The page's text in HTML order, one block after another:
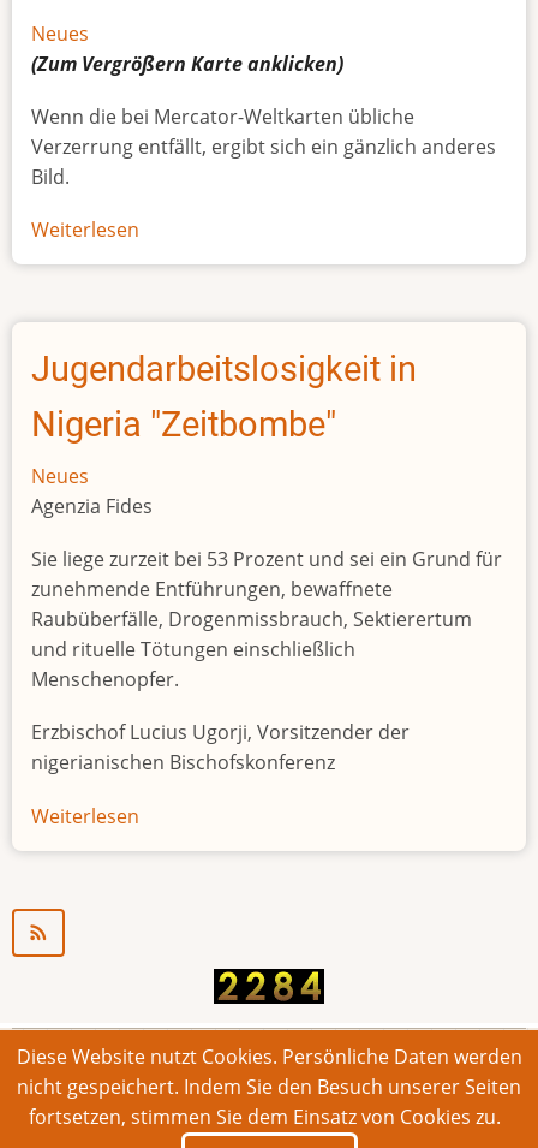
Neues
(Zum Vergrößern Karteanklicken)
Wenn die bei Mercator-Weltkarten übliche
Verzerrung entfällt, ergibt sich ein gänzlich anderes
Bild.
Weiterlesen
Afrikas
Größe
Jugendarbeitslosigkeit in
Nigeria "Zeitbombe"
Neues
Agenzia Fides
Sie liege zurzeit bei 53 Prozent und sei ein Grund für
zunehmende Entführungen, bewaffnete
Raubüberfälle, Drogenmissbrauch, Sektierertum
und rituelle Tötungen einschließlich
Menschenopfer.
Erzbischof Lucius Ugorji, Vorsitzender der
nigerianischen Bischofskonferenz
Weiterlesen
Jugendarbeitslosigkeit
© 2026 Bonner Aufruf. Alle Rechte vorbehalten.
Footer
Impressum Kontakt Intern
Diese Website nutzt Cookies. Persönliche Daten werden
nicht gespeichert. Indem Sie den Besuch unserer Seiten
fortsetzen, stimmen Sie dem Einsatz von Cookies zu.